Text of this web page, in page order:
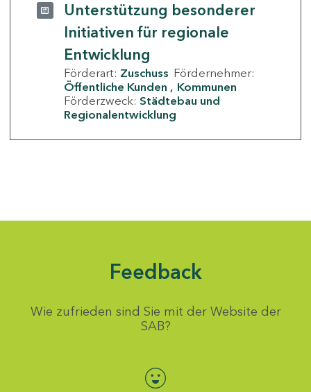
Unterstützung besonderer
Initiativen für regionale
Entwicklung
Förderart: Zuschuss Fördernehmer:
Öffentliche Kunden
Kommunen
Förderzweck: Städtebau und
Regionalentwicklung
Feedback
Wie zufrieden sind Sie mit der Website der
SAB?
Bewertung auswählen